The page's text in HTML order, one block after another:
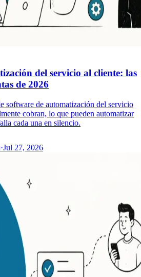
del servicio al cliente: las
de 2026
software de automatización del servicio
cobran, lo que pueden automatizar
cada una en silencio.
·Jul 27, 2026